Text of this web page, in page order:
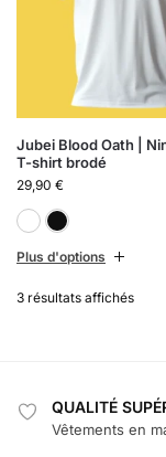
Jubei Blood Oath |
T-shirt brodé
29,90 €
Plus d'options
3 résultats affichés
QUALITÉ
Vêtements en